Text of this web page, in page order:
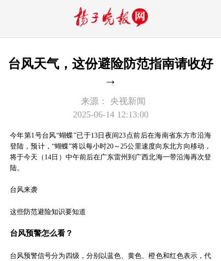
台风天气，这份避险防范指南请收好
→
来源：
央视新闻
2025-06-14 12:13:00
今年第1号台风“蝴蝶”已于13日夜间23点前后在海南省东方市沿海
登陆，预计，“蝴蝶”将以每小时20～25公里速度向东北方向移动，
将于今天（14日）中午前后在广东雷州到广西北海一带沿海再次登
陆。
台风来袭
这些防范避险知识要知道
台风预警怎么看？
台风预警信号分为四级，分别以蓝色、黄色、橙色和红色表示，代